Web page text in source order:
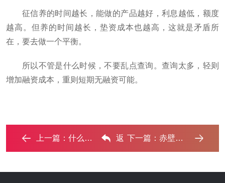
征信养的时间越长，能做的产品越好，利息越低，额度
越高。但养的时间越长，垫资成本也越高，这就是矛盾所
在，要去做一个平衡。
所以不管是什么时候，不要乱点查询。查询太多，轻则
增加融资成本，重则短期无融资可能。
上一篇： 什么是债务优化，赤壁债务优化有什么效果？ ...‌ 返 下一篇：赤壁个人网贷可以债务重组吗？‌